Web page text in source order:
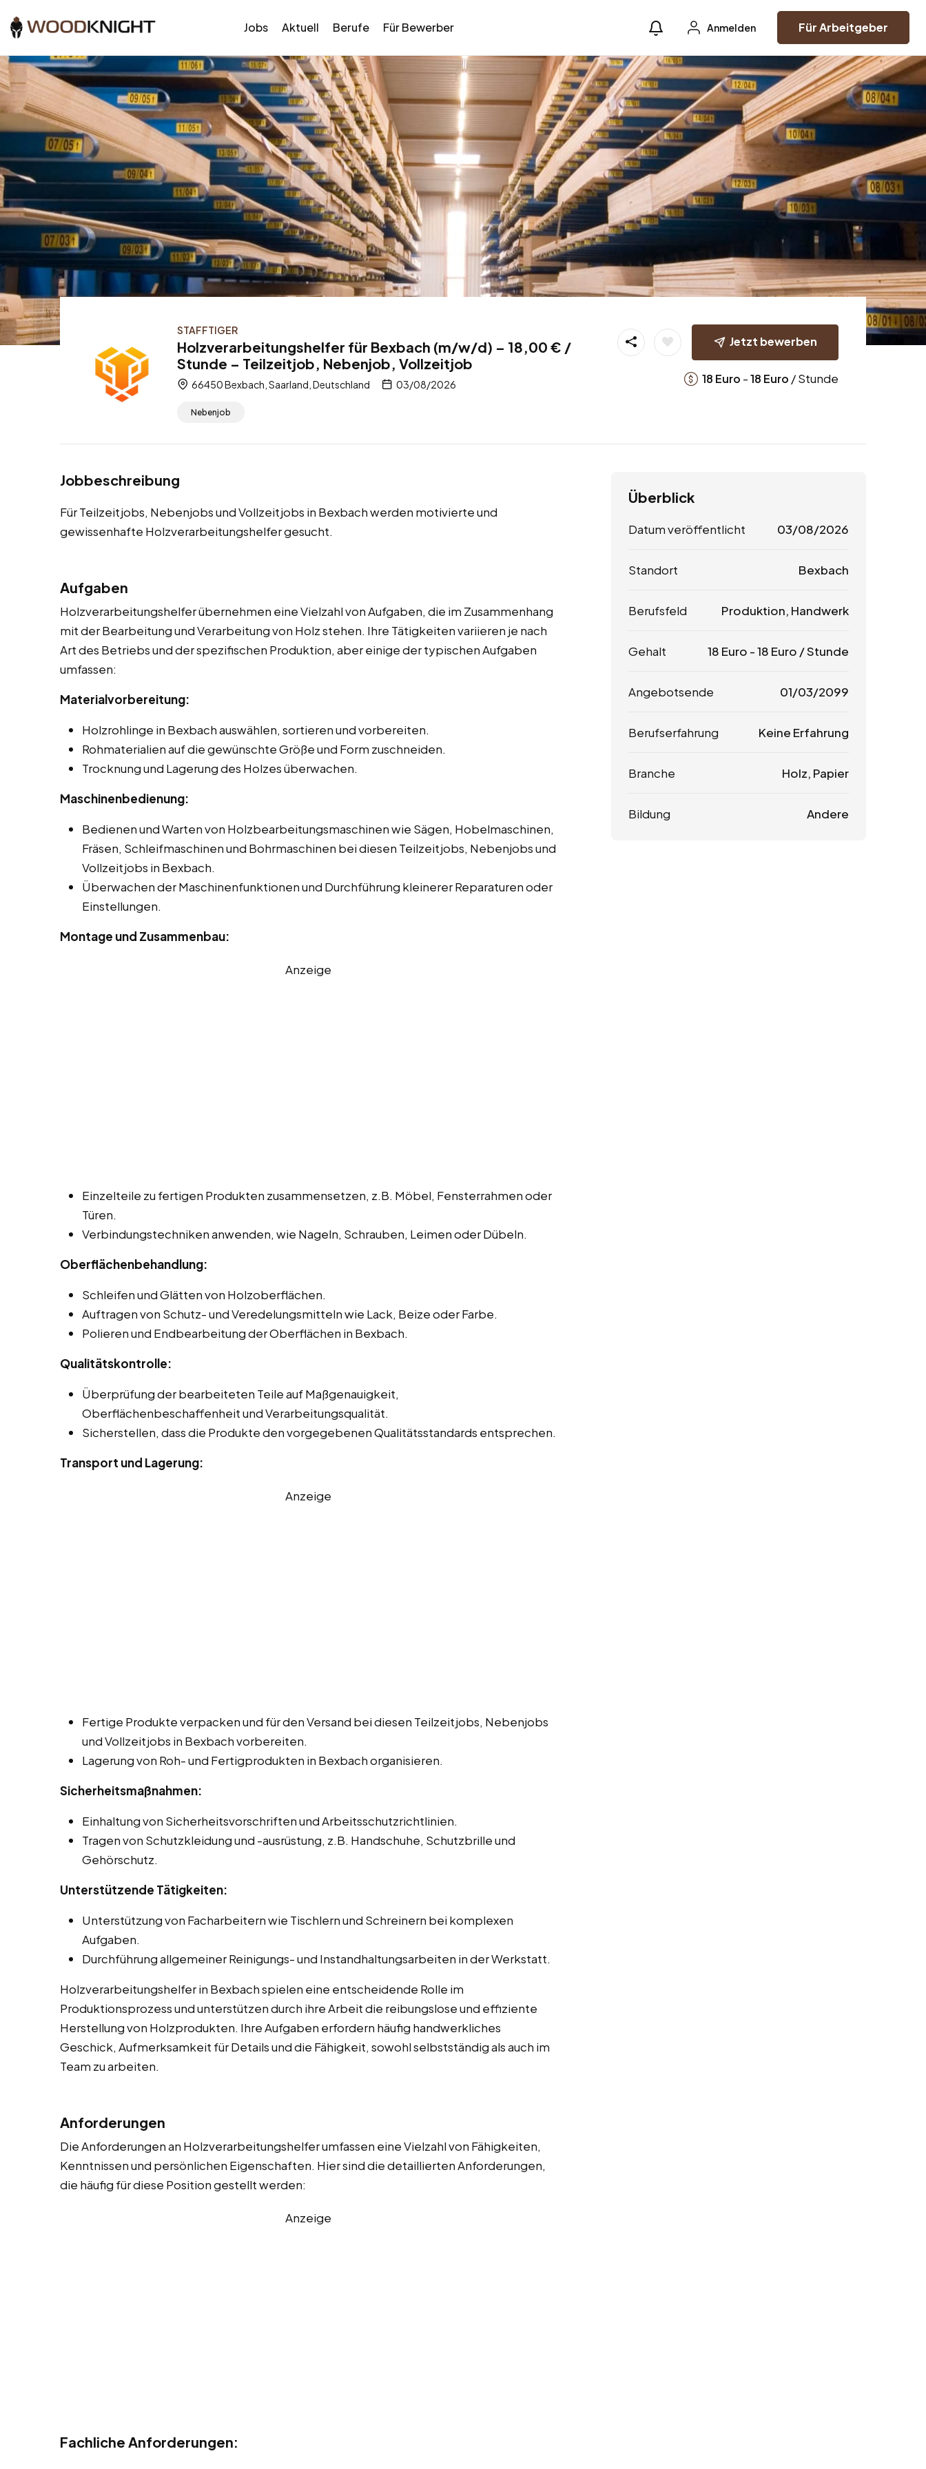
Jobs Aktuell Berufe Für Bewerber Anmelden Für Arbeitgeber
STAFFTIGER
Holzverarbeitungshelfer für Bexbach (m/w/d) – 18,00 € /
Stunde – Teilzeitjob, Nebenjob, Vollzeitjob
66450 Bexbach, Saarland, Deutschland 03/08/2026
Nebenjob
Jetzt bewerben
18 Euro -18 Euro / Stunde
Jobbeschreibung
Für Teilzeitjobs, Nebenjobs und Vollzeitjobs in Bexbach werden motivierte und
gewissenhafte Holzverarbeitungshelfer gesucht.
Aufgaben
Holzverarbeitungshelfer übernehmen eine Vielzahl von Aufgaben, die im Zusammenhang
mit der Bearbeitung und Verarbeitung von Holz stehen. Ihre Tätigkeiten variieren je nach
Art des Betriebs und der spezifischen Produktion, aber einige der typischen Aufgaben
umfassen:
Materialvorbereitung:
Holzrohlinge in Bexbach auswählen, sortieren und vorbereiten.
Rohmaterialien auf die gewünschte Größe und Form zuschneiden.
Trocknung und Lagerung des Holzes überwachen.
Maschinenbedienung:
Bedienen und Warten von Holzbearbeitungsmaschinen wie Sägen, Hobelmaschinen,
Fräsen, Schleifmaschinen und Bohrmaschinen bei diesen Teilzeitjobs, Nebenjobs und
Vollzeitjobs in Bexbach.
Überwachen der Maschinenfunktionen und Durchführung kleinerer Reparaturen oder
Einstellungen.
Montage und Zusammenbau:
Anzeige
Einzelteile zu fertigen Produkten zusammensetzen, z.B. Möbel, Fensterrahmen oder
Türen.
Verbindungstechniken anwenden, wie Nageln, Schrauben, Leimen oder Dübeln.
Oberflächenbehandlung:
Schleifen und Glätten von Holzoberflächen.
Auftragen von Schutz- und Veredelungsmitteln wie Lack, Beize oder Farbe.
Polieren und Endbearbeitung der Oberflächen in Bexbach.
Qualitätskontrolle:
Überprüfung der bearbeiteten Teile auf Maßgenauigkeit,
Oberflächenbeschaffenheit und Verarbeitungsqualität.
Sicherstellen, dass die Produkte den vorgegebenen Qualitätsstandards entsprechen.
Transport und Lagerung:
Anzeige
Fertige Produkte verpacken und für den Versand bei diesen Teilzeitjobs, Nebenjobs
und Vollzeitjobs in Bexbach vorbereiten.
Lagerung von Roh- und Fertigprodukten in Bexbach organisieren.
Sicherheitsmaßnahmen:
Einhaltung von Sicherheitsvorschriften und Arbeitsschutzrichtlinien.
Tragen von Schutzkleidung und -ausrüstung, z.B. Handschuhe, Schutzbrille und
Gehörschutz.
Unterstützende Tätigkeiten:
Unterstützung von Facharbeitern wie Tischlern und Schreinern bei komplexen
Aufgaben.
Durchführung allgemeiner Reinigungs- und Instandhaltungsarbeiten in der Werkstatt.
Holzverarbeitungshelfer in Bexbach spielen eine entscheidende Rolle im
Produktionsprozess und unterstützen durch ihre Arbeit die reibungslose und effiziente
Herstellung von Holzprodukten. Ihre Aufgaben erfordern häufig handwerkliches
Geschick, Aufmerksamkeit für Details und die Fähigkeit, sowohl selbstständig als auch im
Team zu arbeiten.
Anforderungen
Die Anforderungen an Holzverarbeitungshelfer umfassen eine Vielzahl von Fähigkeiten,
Kenntnissen und persönlichen Eigenschaften. Hier sind die detaillierten Anforderungen,
die häufig für diese Position gestellt werden:
Anzeige
Fachliche Anforderungen:
Überblick
Datum veröffentlicht 03/08/2026
Standort Bexbach
Berufsfeld Produktion, Handwerk
Gehalt 18 Euro -18 Euro / Stunde
Angebotsende 01/03/2099
Berufserfahrung Keine Erfahrung
Branche Holz, Papier
Bildung Andere